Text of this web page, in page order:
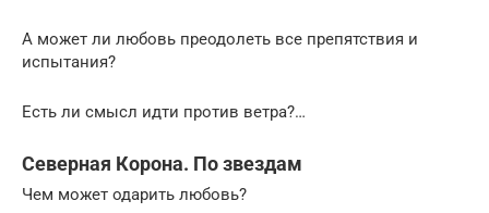
А может ли любовь преодолеть все препятствия и
испытания?
Есть ли смысл идти против ветра?…
Северная Корона. По звездам
Чем может одарить любовь?